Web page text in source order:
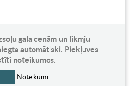
gala cenām un likmju
automātiski. Piekļuves
noteikumos.
Noteikumi